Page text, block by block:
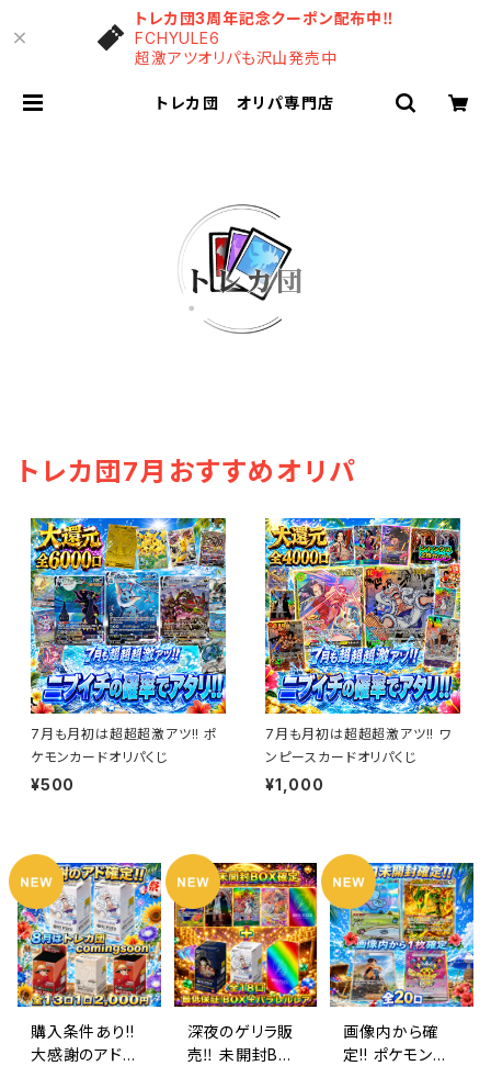
トレカ団3周年記念クーポン配布中‼️
FCHYULE6
超激アツオリパも沢山発売中
トレカ団 オリパ専門店
トレカ団7月おすすめオリパ
7月も月初は超超超激アツ!! ポ
ケモンカードオリパくじ
¥500
7月も月初は超超超激アツ!! ワ
ンピースカードオリパくじ
¥1,000
購入条件あり!!
大感謝のアド確
深夜のゲリラ販
売‼️ 未開封BOX
画像内から確
定!! ポケモンカ